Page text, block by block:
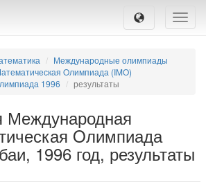
Toggle
Международные олимпиады
Oлимпиада (IMO)
1996
результаты
Международная
Oлимпиада
1996 год, результаты